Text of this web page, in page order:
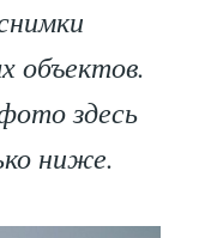
объектов.
здесь
ниже.